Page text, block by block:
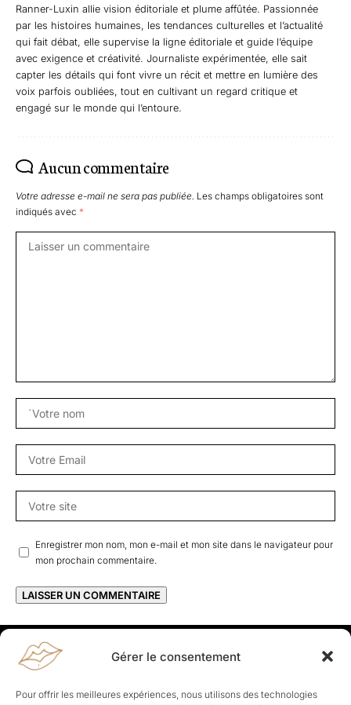
Gérer le consentement
Pour offrir les meilleures expériences, nous utilisons des technologies
Ranner-Luxin allie vision éditoriale et plume affûtée. Passionnée
par les histoires humaines, les tendances culturelles et l’actualité
qui fait débat, elle supervise la ligne éditoriale et guide l’équipe
avec exigence et créativité. Journaliste expérimentée, elle sait
capter les détails qui font vivre un récit et mettre en lumière des
voix parfois oubliées, tout en cultivant un regard critique et
engagé sur le monde qui l’entoure.
Aucun commentaire
Votre adresse e-mail ne sera pas publiée. Les champs obligatoires sont
indiqués avec *
Enregistrer mon nom, mon e-mail et mon site dans le navigateur pour
mon prochain commentaire.
Rapporteuses
À propos de Rapporteuses :Rapporteuses, c’est l’histoire de